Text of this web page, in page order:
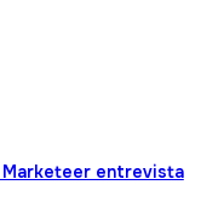
Marketeer entrevista